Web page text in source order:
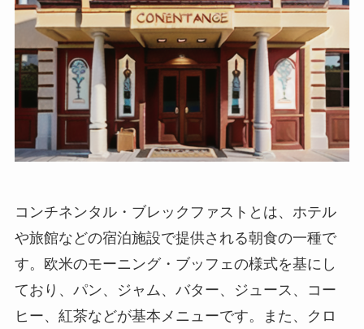
コンチネンタル・ブレックファストとは、ホテル
や旅館などの宿泊施設で提供される朝食の一種で
す。欧米のモーニング・ブッフェの様式を基にし
ており、 パン、ジャム、バター、ジュース、コー
ヒー、紅茶などが基本メニューです。また、
クロ